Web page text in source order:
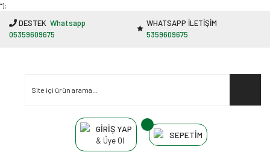
"');
DESTEK Whatsapp
05359609675
WHATSAPP İLETİŞİM
5359609675
GİRİŞ YAP
& Üye Ol
SEPETİM